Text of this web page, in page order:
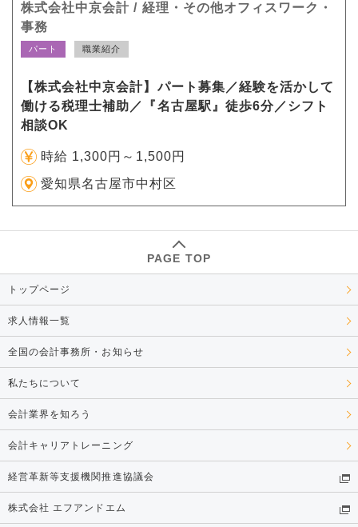
株式会社中京会計 / 経理・その他オフィスワーク・
事務
パート 職業紹介
【株式会社中京会計】パート募集／経験を活かして
働ける税理士補助／『名古屋駅』徒歩6分／シフト
相談OK
時給 1,300円～1,500円
愛知県名古屋市中村区
PAGE TOP
トップページ
求人情報一覧
全国の会計事務所・お知らせ
私たちについて
会計業界を知ろう
会計キャリアトレーニング
経営革新等支援機関推進協議会
株式会社 エフアンドエム